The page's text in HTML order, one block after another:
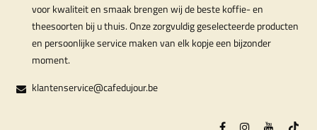
voor kwaliteit en smaak brengen wij de beste koffie- en
theesoorten bij u thuis. Onze zorgvuldig geselecteerde producten
en persoonlijke service maken van elk kopje een bijzonder
moment.
klantenservice@cafedujour.be